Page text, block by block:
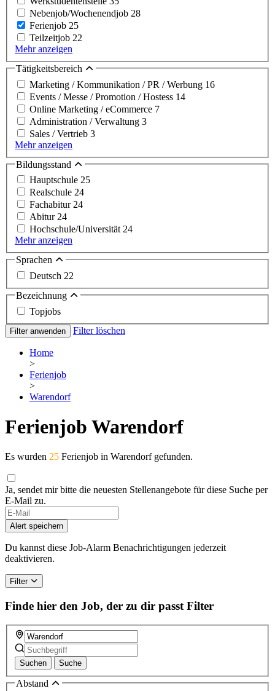
Nebenjob/Wochenendjob 28
Ferienjob 25
Teilzeitjob 22
Mehr anzeigen
Tätigkeitsbereich
Marketing / Kommunikation / PR / Werbung 16
Events / Messe / Promotion / Hostess 14
Online Marketing / eCommerce 7
Administration / Verwaltung 3
Sales / Vertrieb 3
Mehr anzeigen
Bildungsstand
Hauptschule 25
Realschule 24
Fachabitur24
Abitur24
Hochschule/Universität24
Mehr anzeigen
Sprachen
Deutsch 22
Bezeichnung
Topjobs
Filter anwenden Filter löschen
Home
>
Ferienjob
>
Warendorf
Ferienjob Warendorf
Es wurden 25 Ferienjob in Warendorf gefunden.
Ja, sendet mir bitte die neuesten Stellenangebote für diese Suche per
E-Mail zu.
Alert speichern
Du kannst diese Job-Alarm Benachrichtigungen jederzeit
deaktivieren.
Filter
Finde hier den Job, der zu dir passt Filter
Suchen Suche
Abstand